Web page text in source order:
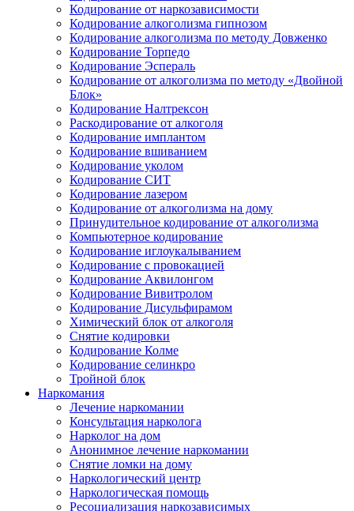
Кодирование от наркозависимости
Кодирование алкоголизма гипнозом
Кодирование алкоголизма по методу Довженко
Кодирование Торпедо
Кодирование Эспераль
Кодирование от алкоголизма по методу «Двойной
Блок»
Кодирование Налтрексон
Раскодирование от алкоголя
Кодирование имплантом
Кодирование вшиванием
Кодирование уколом
Кодирование СИТ
Кодирование лазером
Кодирование от алкоголизма на дому
Принудительное кодирование от алкоголизма
Компьютерное кодирование
Кодирование иглоукалыванием
Кодирование с провокацией
Кодирование Аквилонгом
Кодирование Вивитролом
Кодирование Дисульфирамом
Химический блок от алкоголя
Снятие кодировки
Кодирование Колме
Кодирование селинкро
Тройной блок
Наркомания
Лечение наркомании
Консультация нарколога
Нарколог на дом
Анонимное лечение наркомании
Снятие ломки на дому
Наркологический центр
Наркологическая помощь
Ресоциализация наркозависимых